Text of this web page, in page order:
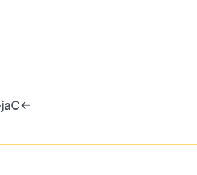
jaC←